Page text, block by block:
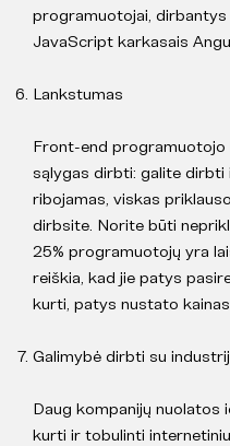
programuotojai, dirbantys
JavaScript karkasais
Lankstumas
Front-end programuotojo
sąlygas dirbti: galite dirbti
ribojamas, viskas
dirbsite. Norite būti
25% programuotojų yra
reiškia, kad jie patys
kurti, patys nustato
Galimybė dirbti su
Daug kompanijų nuolatos
kurti ir tobulinti